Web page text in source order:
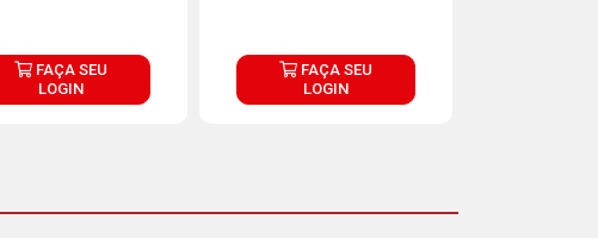
FAÇA SEU
LOGIN
FAÇA SEU
LOGIN